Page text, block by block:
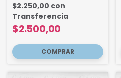
$2.500,00
$2.250,00 con
Transferencia